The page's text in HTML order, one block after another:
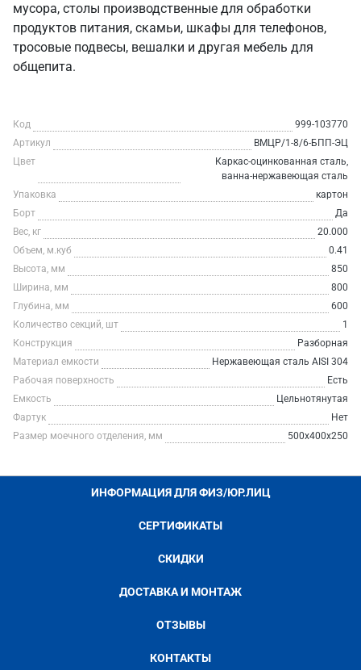
мусора, столы производственные для обработки
продуктов питания, скамьи, шкафы для телефонов,
тросовые подвесы, вешалки и другая мебель для
общепита.
Код
999-103770
Артикул
ВМЦР/1-8/6-БПП-ЭЦ
Цвет
Каркас-оцинкованная сталь,
ванна-нержавеющая сталь
Упаковка
картон
Борт
Да
Вес, кг
20.000
Объем, м.куб
0.41
Высота, мм
850
Ширина, мм
800
Глубина, мм
600
Количество секций, шт
1
Конструкция
Разборная
Материал емкости
Нержавеющая сталь AISI 304
Рабочая поверхность
Есть
Емкость
Цельнотянутая
Фартук
Нет
Размер моечного отделения, мм
500х400х250
ИНФОРМАЦИЯ ДЛЯ ФИЗ/ЮР.ЛИЦ
СЕРТИФИКАТЫ
СКИДКИ
ДОСТАВКА И МОНТАЖ
ОТЗЫВЫ
КОНТАКТЫ